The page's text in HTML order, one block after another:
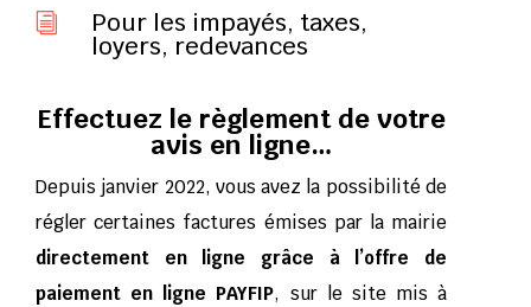
i Pour les impayés, taxes,
loyers, redevances
Effectuez le règlement de votre
avis en ligne…
Depuis janvier 2022, vous avez la possibilité de
régler certaines factures émises par la mairie
directement en ligne grâce
à l’offre de
paiement en ligne PAYFIP, sur le site mis à